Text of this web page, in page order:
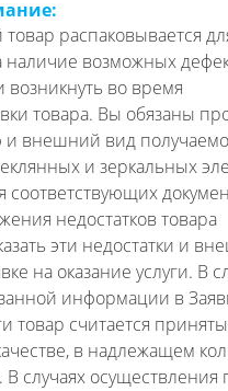
распаковывается
наличие возможных
возникнуть во время
товара. Вы обязаны
и внешний вид
и зеркальных
соответствующих
недостатков товара
эти недостатки и
на оказание услуги. В
информации в
товар считается
в надлежащем
В случаях осуществления